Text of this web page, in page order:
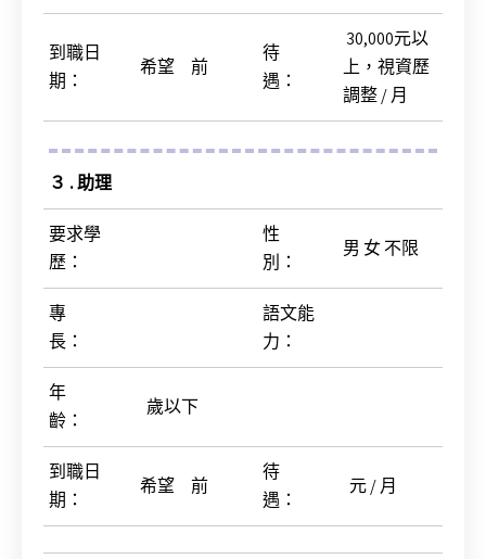
到職日
期 ：
希望 前
待
遇 ：
30,000元以
上，視資歷
調整 / 月
３ . 助理
要求學
歷 ：
性
別 ：
男 女 不限
專
長 ：
語文能
力 ：
年
齡 ：
歲以下
到職日
期 ：
希望 前
待
遇 ：
元 / 月